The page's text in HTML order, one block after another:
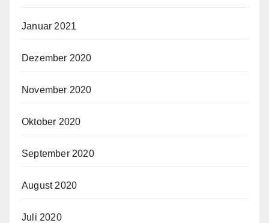
Januar 2021
Dezember 2020
November 2020
Oktober 2020
September 2020
August 2020
Juli 2020